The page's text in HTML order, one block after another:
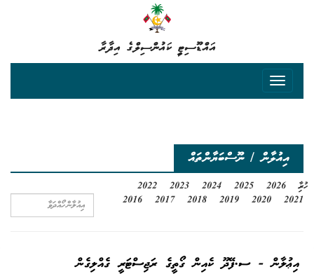
އައްޑޫސިޓީ ކައުންސިލްގެ އިދާރާ
އިއުލާން / ނޫސްބަޔާންތައް
ހުރިހާ 2026
2025
2024
2023
2022
2021
2020
2019
2018
2017
2016
އިޢުލާން - ސ.ފޭދޫ ކެއިން ގޯތީގެ ރަޖިސްޓަރީ ގެއްލިގެން